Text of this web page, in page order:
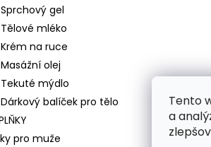
Tento
a
Sprchový gel
Tělové mléko
Krém na ruce
Masážní olej
Tekuté mýdlo
Dárkový balíček pro tělo
pro muže